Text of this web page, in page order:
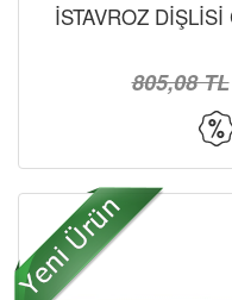
İSTAVROZ
805,08 TL